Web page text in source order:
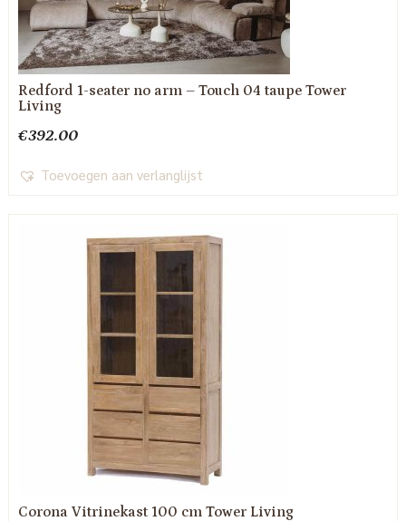
Redford 1-seater no arm – Touch 04 taupe Tower
Living
€392.00
Toevoegen aan verlanglijst
Corona Vitrinekast 100 cm Tower Living